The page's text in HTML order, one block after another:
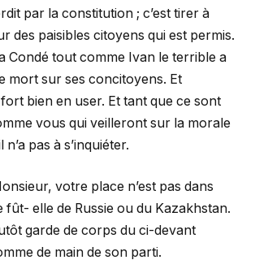
par la constitution ; c’est tirer à
des paisibles citoyens qui est permis.
Condé tout comme Ivan le terrible a
mort sur ses concitoyens. Et
fort bien en user. Et tant que ce sont
vous qui veilleront sur la morale
pas à s’inquiéter.
votre place n’est pas dans
fût- elle de Russie ou du Kazakhstan.
garde de corps du ci-devant
de main de son parti.